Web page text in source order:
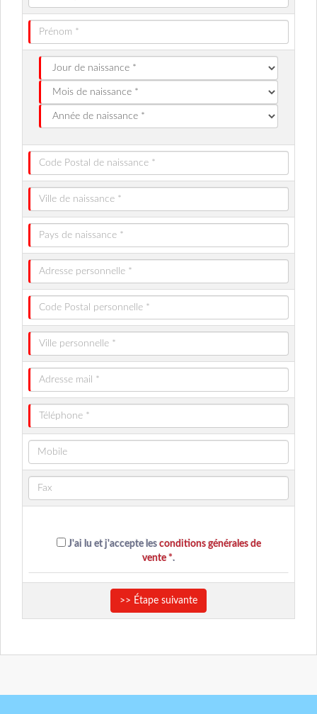
J'ai lu et j'accepte les conditions générales de
vente *.
>> Étape suivante